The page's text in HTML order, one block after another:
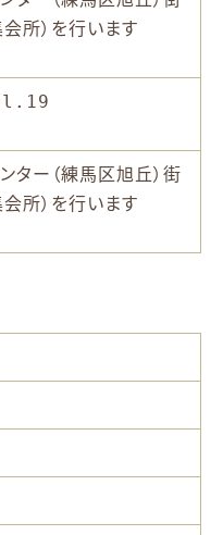
所）を行います
ター（練馬区旭丘）街
所）を行います